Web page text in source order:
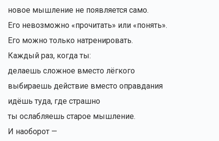
новое мышление не появляется само.
Его невозможно «прочитать» или «понять».
Его можно только натренировать.
Каждый раз, когда ты:
делаешь сложное вместо лёгкого
выбираешь действие вместо оправдания
идёшь туда, где страшно
ты ослабляешь старое мышление.
И наоборот —